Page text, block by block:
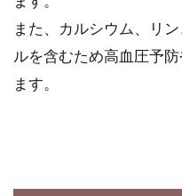
また、カルシウム、リ
ルを含むため高血圧予
ます。